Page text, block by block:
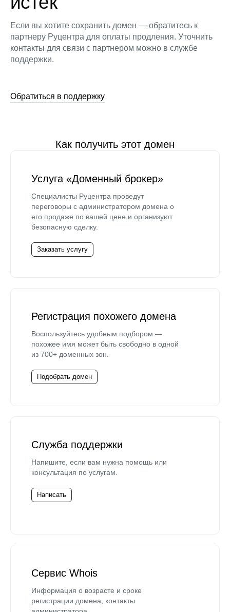
Если вы хотите сохранить домен — обратитесь к
партнеру Руцентра для оплаты продления. Уточнить
контакты для связи с партнером можно в службе
поддержки.
Обратиться в поддержку
Как получить этот домен
Услуга «Доменный брокер»
Специалисты Руцентра проведут
переговоры с администратором домена о
его продаже по вашей цене и организуют
безопасную сделку.
Заказать услугу
Регистрация похожего домена
Воспользуйтесь удобным подбором —
похожее имя может быть свободно в одной
из 700+ доменных зон.
Подобрать домен
Служба поддержки
Напишите, если вам нужна помощь или
консультация по услугам.
Написать
Сервис Whois
Информация о возрасте и сроке
регистрации домена, контакты